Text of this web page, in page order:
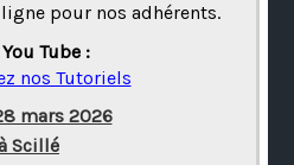
pour nos adhérents.
Tube :
nos Tutoriels
mars 2026
Scillé